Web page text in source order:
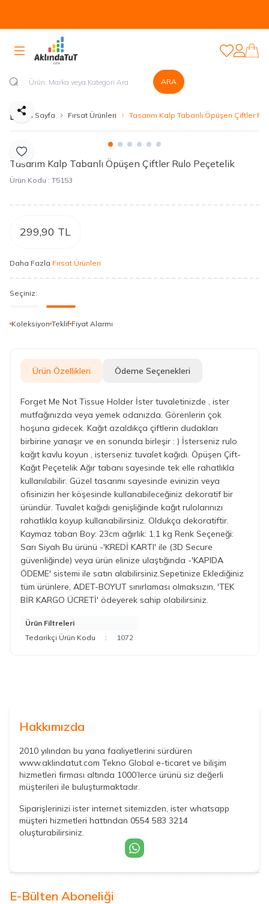
ARA
Hesabım
Favorilerim
Ana Sayfa Fırsat Ürünleri Tasarım Kalp Tabanlı Öpüşen Çiftler
Favoriye Ekle
Paylaş
Tasarım Kalp Tabanlı Öpüşen Çiftler Rulo Peçetelik
Ürün Kodu : T5153
299,90 TL
Daha Fazla Fırsat Ürünleri
Seçiniz:
Koleksiyon Teklif Fiyat Alarmı
Ürün Özellikleri Ödeme Seçenekleri
Forget Me Not Tissue Holder İster tuvaletinizde , ister
mutfağınızda veya yemek odanızda. Görenlerin çok
hoşuna gidecek. Kağıt azaldıkça çiftlerin dudakları
birbirine yanaşır ve en sonunda birleşir : ) İsterseniz rulo
kağıt kavlu koyun , isterseniz tuvalet kağıdı. Öpüşen Çift-
Kağıt Peçetelik Ağır tabanı sayesinde tek elle rahatlıkla
kullanılabilir. Güzel tasarımı sayesinde evinizin veya
ofisinizin her köşesinde kullanabileceğiniz dekoratif bir
üründür. Tuvalet kağıdı genişliğinde kağıt rulolarınızı
rahatlıkla koyup kullanabilirsiniz. Oldukça dekoratiftir.
Kaymaz taban Boy: 23cm ağırlık: 1.1 kg Renk Seçeneği:
Sarı Siyah Bu ürünü -'KREDİ KARTI' ile (3D Secure
güvenliğinde) veya ürün elinize ulaştığında -'KAPIDA
ÖDEME' sistemi ile satın alabilirsiniz.Sepetinize Eklediğiniz
tüm ürünlere, ADET-BOYUT sınırlaması olmaksızın, 'TEK
BİR KARGO ÜCRETİ' ödeyerek sahip olabilirsiniz.
Ürün Filtreleri
Tedarikçi Ürün Kodu
: 1072
Hakkımızda
2010 yılından bu yana faaliyetlerini sürdüren
www.aklindatut.com Tekno Global e-ticaret ve bilişim
hizmetleri firması altında 1000’lerce ürünü siz değerli
müşterileri ile buluşturmaktadır.
Siparişlerinizi ister internet sitemizden, ister whatsapp
müşteri hizmetleri hattından 0554 583 3214
oluşturabilirsiniz.
E-Bülten Aboneliği